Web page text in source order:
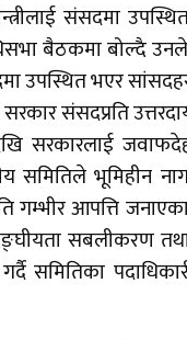
संसदमा
बैठकमा बोल्दै उनले
उपस्थित भएर
संसदप्रति
सरकारलाई
समितिले भूमिहीन
गम्भीर आपत्ति
सबलीकरण तथा
समितिका